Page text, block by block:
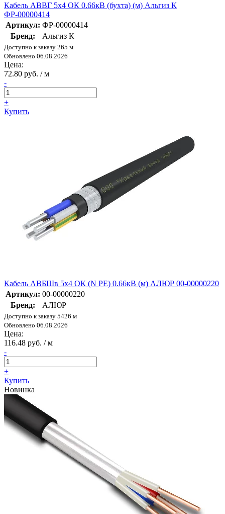
Кабель АВВГ 5х4 ОК 0.66кВ (бухта) (м) Альгиз К
ФР-00000414
Артикул: ФР-00000414
Бренд:
Альгиз К
Доступно к заказу 265 м
Обновлено 06.08.2026
Цена:
72.80 руб. / м
-
+
Купить
Кабель АВБШв 5х4 ОК (N PE) 0.66кВ (м) АЛЮР 00-00000220
Артикул: 00-00000220
Бренд:
АЛЮР
Доступно к заказу 5426 м
Обновлено 06.08.2026
Цена:
116.48 руб. / м
-
+
Купить
Новинка